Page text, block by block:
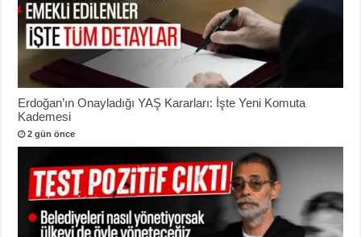
Erdoğan’ın Onayladığı YAŞ Kararları: İşte Yeni Komuta
Kademesi
2 gün önce